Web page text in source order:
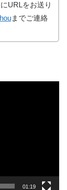
URLをお送り
までご連絡
01:19